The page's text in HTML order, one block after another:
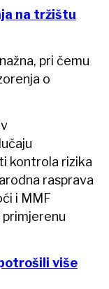
na tržištu
pri čemu
o
kontrola rizika
rasprava
i MMF
više